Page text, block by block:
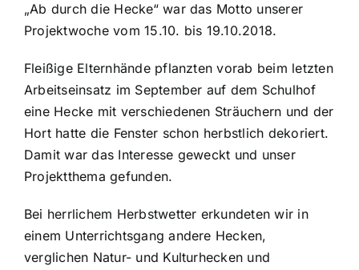
„Ab durch die Hecke“ war das Motto unserer
Projektwoche vom 15.10. bis 19.10.2018.
Fleißige Elternhände pflanzten vorab beim letzten
Arbeitseinsatz im September auf dem Schulhof
eine Hecke mit verschiedenen Sträuchern und der
Hort hatte die Fenster schon herbstlich dekoriert.
Damit war das Interesse geweckt und unser
Projektthema gefunden.
Bei herrlichem Herbstwetter erkundeten wir in
einem Unterrichtsgang andere Hecken,
verglichen Natur- und Kulturhecken und